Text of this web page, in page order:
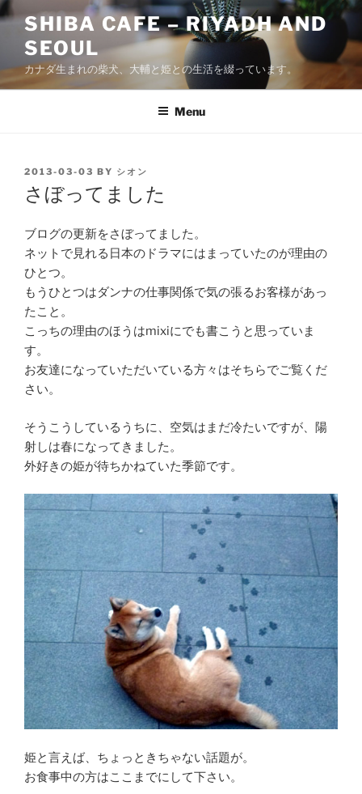
Skip
content
SHIBA CAFE – RIYADH AND
SEOUL
カナダ生まれの柴犬、大輔と姫との生活を綴っています。
Menu
POSTED
ON
2013-03-03 BY シオン
さぼってました
ブログの更新をさぼってました。
ネットで見れる日本のドラマにはまっていたのが理由の
ひとつ。
もうひとつはダンナの仕事関係で気の張るお客様があっ
たこと。
こっちの理由のほうはmixiにでも書こうと思っていま
す。
お友達になっていただいている方々はそちらでご覧くだ
さい。
そうこうしているうちに、空気はまだ冷たいですが、陽
射しは春になってきました。
外好きの姫が待ちかねていた季節です。
姫と言えば、ちょっときちゃない話題が。
お食事中の方はここまでにして下さい。